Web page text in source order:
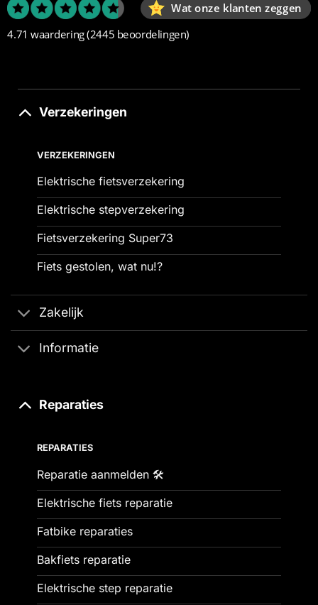
Wat onze klanten zeggen
4.71 waardering(2445 beoordelingen)
Verzekeringen
VERZEKERINGEN
Elektrische fietsverzekering
Elektrische stepverzekering
Fietsverzekering Super73
Fiets gestolen, wat nu!?
Zakelijk
Informatie
Reparaties
REPARATIES
Reparatie aanmelden 🛠️
Elektrische fiets reparatie
Fatbike reparaties
Bakfiets reparatie
Elektrische step reparatie